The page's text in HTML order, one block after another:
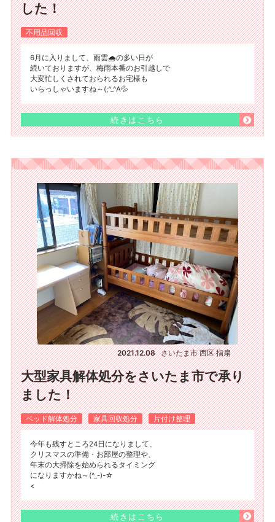
した！
不用品回収
6月に入りまして、雨雲🌧の多い日が
続いておりますが、梅雨本番のお引越しで
大変忙しくされておられるお宅様も
いらっしゃいますね～(;^_^A💦
続きはこちら
2021.12.08 さいたま市 西区 指扇
大型家具解体処分をさいたま市で承り
ました！
ベッド解体処分 家具回収処分 片付け整理
今年も残すところ24日になりまして、
クリスマスの準備・お部屋の整理や、
年末の大掃除を始められるタイミング
になりますかね～(^_-)-☆
<
続きはこちら